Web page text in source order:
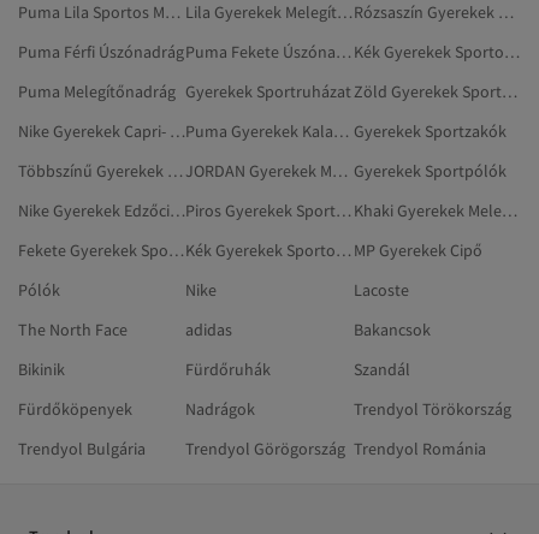
Puma Lila Sportos Melegítőnadrág
Lila Gyerekek Melegítőnadrág
Rózsaszín Gyerekek Sportos Rövidnadrág
Puma Férfi Úszónadrág
Puma Fekete Úszónadrág
Kék Gyerekek Sportos Melegítőnadrág
Puma Melegítőnadrág Gyerekek Sportruházat
Zöld Gyerekek Sportos Rövidnadrág
Nike Gyerekek Capri- És Bermuda Nadrágok
Puma Gyerekek Kalapok, Sapkák És Kesztyűk Gyerekek Sportzakók
Többszínű Gyerekek Sportos Rövidnadrág
JORDAN Gyerekek Melegítőnadrág Gyerekek Sportpólók
Nike Gyerekek Edzőcipők
Piros Gyerekek Sportos Melegítőnadrág
Khaki Gyerekek Melegítőnadrág
Fekete Gyerekek Sportpólók
Kék Gyerekek Sportos Rövidnadrág MP Gyerekek Cipő
Pólók
Nike
Lacoste
The North Face
adidas
Bakancsok
Bikinik
Fürdőruhák
Szandál
Fürdőköpenyek
Nadrágok
Trendyol Törökország
Trendyol Bulgária
Trendyol Görögország Trendyol Románia